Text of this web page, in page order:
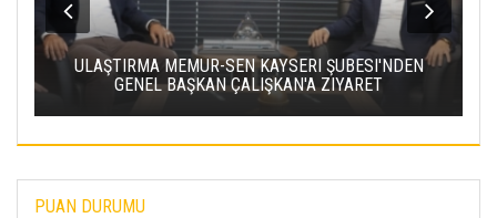
ULAŞTIRMA MEMUR-SEN KAYSERI ŞUBESI'NDEN
GENEL BAŞKAN ÇALIŞKAN'A ZIYARET
PUAN DURUMU